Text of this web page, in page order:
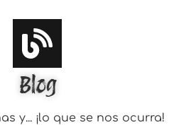
Blog
y... ¡lo que se nos ocurra!